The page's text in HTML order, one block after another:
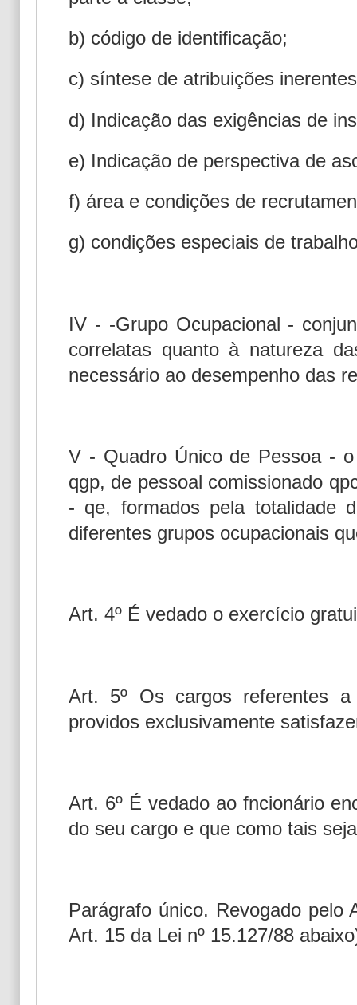
b) código de identificação;
c) síntese de atribuições
d) Indicação das exigências de
e) Indicação de perspectiva de
f) área e condições de
g) condições especiais de
IV - -Grupo Ocupacional -
correlatas quanto à natureza
necessário ao desempenho das
V - Quadro Único de Pessoa -
qgp, de pessoal comissionado
- qe, formados pela totalidade
diferentes grupos ocupacionais
Art. 4º É vedado o exercício
Art. 5º Os cargos referentes a
providos exclusivamente
Art. 6º É vedado ao fncionário
do seu cargo e que como tais
Parágrafo único. Revogado pelo
Art. 15 da Lei nº 15.127/88